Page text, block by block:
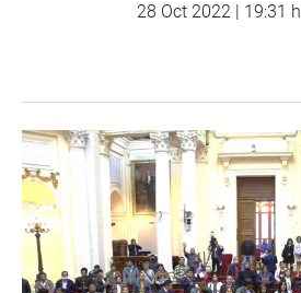
28 Oct 2022 | 19:31 h